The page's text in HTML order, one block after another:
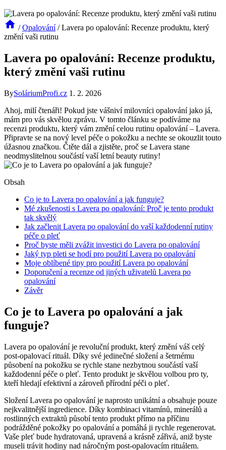
/ Opalování / Lavera po opalování: Recenze produktu, který
změní vaši rutinu
Lavera po opalování: Recenze produktu,
který změní vaši rutinu
BySoláriumProfi.cz 1. 2. 2026
Ahoj, milí čtenáři! Pokud jste vášniví milovníci opalování jako já,
mám pro vás skvělou zprávu. V tomto článku se podíváme na
recenzi produktu, který vám změní celou rutinu opalování – Lavera.
Připravte se na nový level péče o pokožku a nechte se okouzlit touto
úžasnou značkou. Čtěte dál a zjistěte, proč se Lavera stane
neodmyslitelnou součástí vaší letní beauty rutiny!
Obsah
Co je to Lavera po opalování a jak funguje?
Mé zkušenosti s Lavera po opalování: Proč je tento produkt
tak skvělý
Jak začlenit Lavera po opalování do vaší každodenní rutiny
péče o pleť
Proč byste měli zvážit investici do Lavera po opalování
Jaký typ pleti se hodí pro použití Lavera po opalování
Moje oblíbené tipy pro použití Lavera po opalování
Doporučení a recenze od jiných uživatelů Lavera po
opalování
Závěr
Co je to Lavera po opalování a jak
funguje?
Lavera po opalování je revoluční produkt, který změní váš celý
post-opalovací rituál. Díky své jedinečné složení a šetrnému
působení na pokožku se rychle stane nezbytnou součástí vaší
každodenní péče o pleť. Tento produkt je skvělou volbou pro ty,
kteří hledají efektivní a zároveň přírodní péči o pleť.
Složení Lavera po opalování je naprosto unikátní a obsahuje pouze
nejkvalitnější ingredience. Díky kombinaci vitamínů, minerálů a
rostlinných extraktů působí tento produkt přímo na příčinu
podrážděné pokožky po opalování a pomáhá ji rychle regenerovat.
Vaše pleť bude hydratovaná, upravená a krásně zářivá, aniž byste
museli trávit hodiny nad náročným post-opalovacím rituálem.